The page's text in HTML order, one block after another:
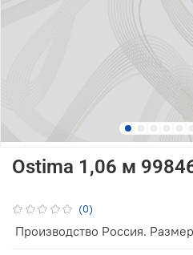
(0)
Ostima 1,06 м
Производство Россия.